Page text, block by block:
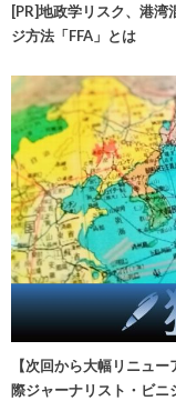
[PR]地政学リスク、港
ジ方法「FFA」とは
【次回から大幅リニュ
際ジャーナリスト・ビニ